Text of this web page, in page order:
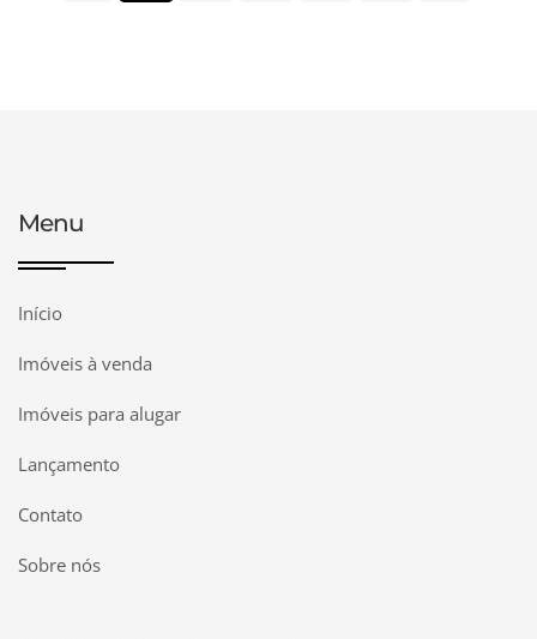
Menu
Início
Imóveis à venda
Imóveis para alugar
Lançamento
Contato
Sobre nós